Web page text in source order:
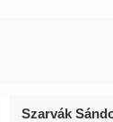
Szarvák